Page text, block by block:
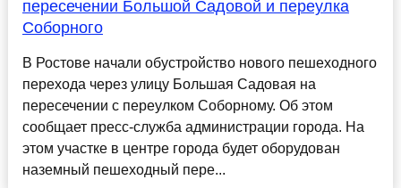
пересечении Большой Садовой и переулка
Соборного
В Ростове начали обустройство нового пешеходного
перехода через улицу Большая Садовая на
пересечении с переулком Соборному. Об этом
сообщает пресс-служба администрации города. На
этом участке в центре города будет оборудован
наземный пешеходный пере...